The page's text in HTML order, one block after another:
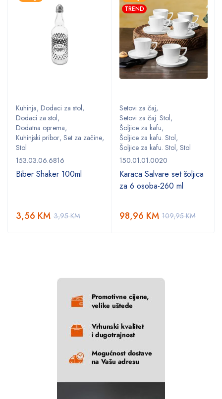
Kuhinja, Dodaci za stol,
Dodaci za stol,
Dodatna oprema,
Kuhinjski pribor, Set za začine,
Stol
153.03.06.6816
Biber Shaker 100ml
3,95KM
3,56 KM
TREND
Setovi za čaj,
Setovi za čaj. Stol,
Šoljice za kafu,
Šoljice za kafu. Stol,
Šoljice za kafu. Stol, Stol
150.01.01.0020
Karaca Salvare set šoljica
za 6 osoba-260 ml
109,95KM
98,96 KM